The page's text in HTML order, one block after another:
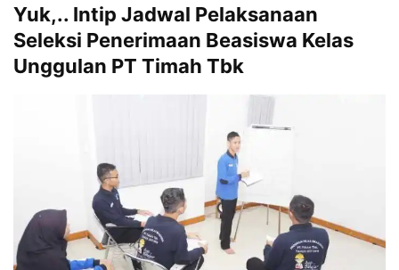
Yuk,.. Intip Jadwal Pelaksanaan
Seleksi Penerimaan Beasiswa Kelas
Unggulan PT Timah Tbk